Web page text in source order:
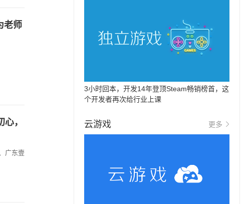
老师
，
广东壹
3小时回本，开发14年登顶Steam畅销榜首，这
个开发者再次给行业上课
云游戏 更多